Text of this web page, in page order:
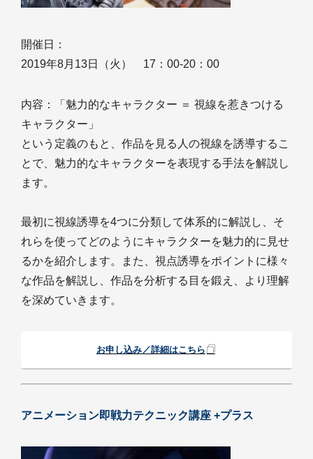
開催日：
2019年8月13日（火） 17：00-20：00
内容：「魅力的なキャラクター ＝ 視線を惹きつける
キャラクター」
という定義のもと、作品を見る人の視線を誘導するこ
とで、魅力的なキャラクターを表現する手法を解説し
ます。
最初に視線誘導を4つに分類して体系的に解説し、そ
れらを使ってどのようにキャラクターを魅力的に見せ
るかを紹介します。また、視点誘導をポイントに様々
な作品を解説し、作品を分析する目を鍛え、より理解
を深めていきます。
お申し込み／詳細はこちら
アニメーション即戦力テクニック講座 +プラス